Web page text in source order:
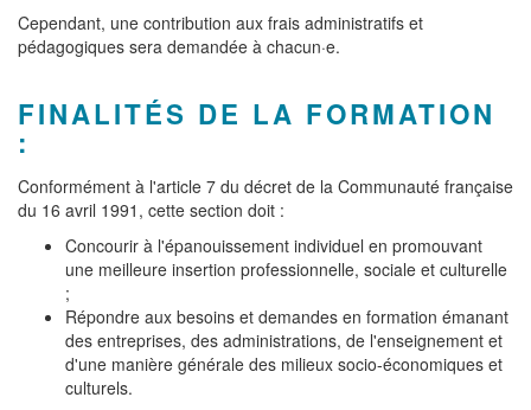
Cependant, une contribution aux frais administratifs et
pédagogiques sera demandée à chacun·e.
FINALITÉS DE LA FORMATION
:
Conformément à l'article 7 du décret de la Communauté française
du 16 avril 1991, cette section doit :
Concourir à l'épanouissement individuel en promouvant
une meilleure insertion professionnelle, sociale et culturelle
;
Répondre aux besoins et demandes en formation émanant
des entreprises, des administrations, de l'enseignement et
d'une manière générale des milieux socio-économiques et
culturels.